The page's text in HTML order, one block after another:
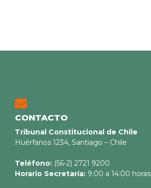
CONTACTO
Tribunal Constitucional de Chile
Huérfanos 1234, Santiago – Chile
Teléfono: (56-2) 2721 9200
Horario Secretaría: 9:00 a 14:00 horas